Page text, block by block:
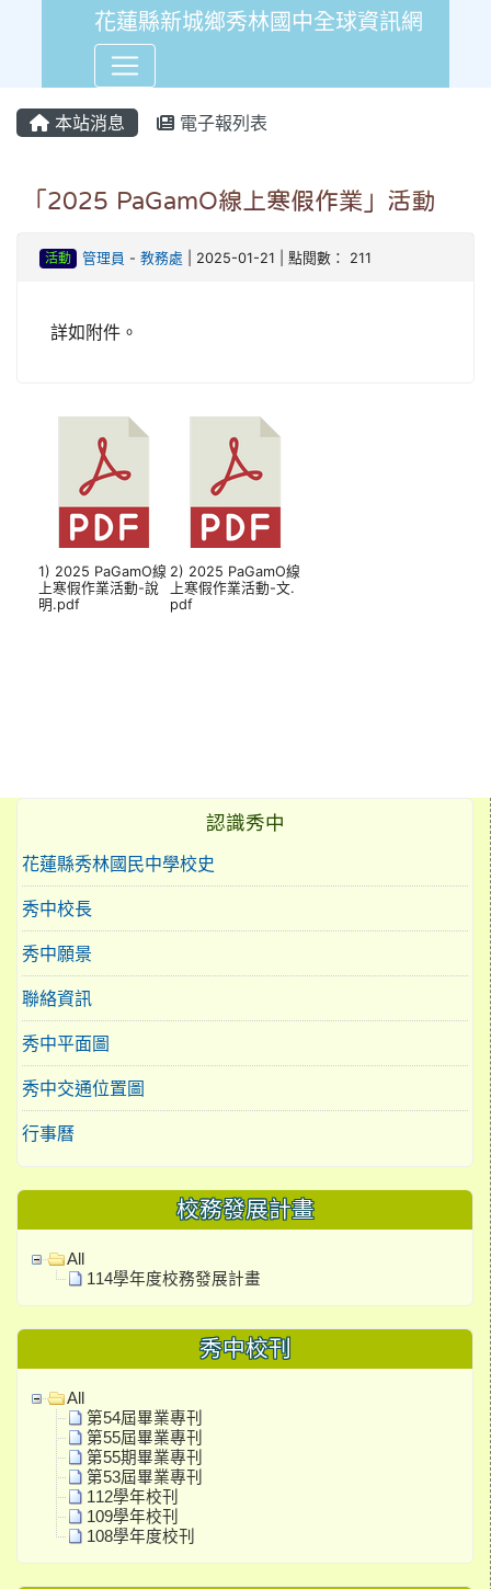
花蓮縣新城鄉秀林國中全球資訊網
本站消息 電子報列表
「2025 PaGamO線上寒假作業」活動
活動 管理員 - 教務處 | 2025-01-21 | 點閱數： 211
詳如附件。
1) 2025 PaGamO線
上寒假作業活動-說
明.pdf
2) 2025 PaGamO線
上寒假作業活動-文.
pdf
認識秀中
花蓮縣秀林國民中學校史
秀中校長
秀中願景
聯絡資訊
秀中平面圖
秀中交通位置圖
行事曆
校務發展計畫
All
114學年度校務發展計畫
秀中校刊
All
第54屆畢業專刊
第55屆畢業專刊
第55期畢業專刊
第53屆畢業專刊
112學年校刊
109學年校刊
108學年度校刊